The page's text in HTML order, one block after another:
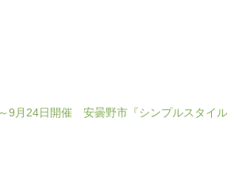
9月24日開催 安曇野市『シンプルスタイ